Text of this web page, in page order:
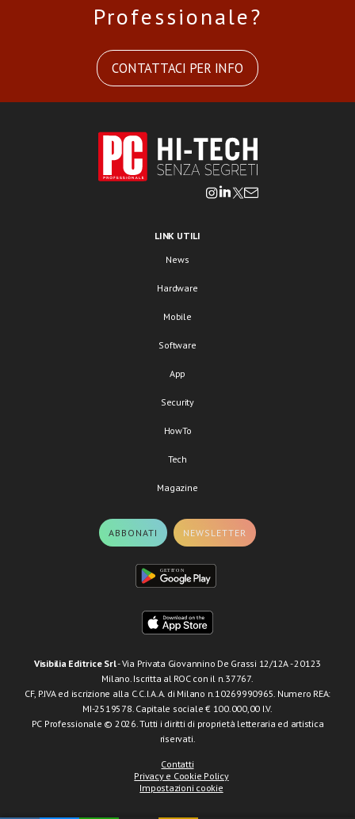
Professionale?
CONTATTACI PER INFO
LINK UTILI
News
Hardware
Mobile
Software
App
Security
HowTo
Tech
Magazine
ABBONATI NEWSLETTER
Visibilia Editrice Srl- Via Privata Giovannino De Grassi 12/12A - 20123
Milano. Iscritta al ROC con il n.37767.
CF, P.IVA ed iscrizione alla C.C.I.A.A. di Milano n.10269990965. Numero REA:
MI-2519578. Capitale sociale € 100.000,00 I.V.
PC Professionale © 2026. Tutti i diritti di proprietà letteraria ed artistica
riservati.
Contatti
Privacy e Cookie Policy
Impostazioni cookie